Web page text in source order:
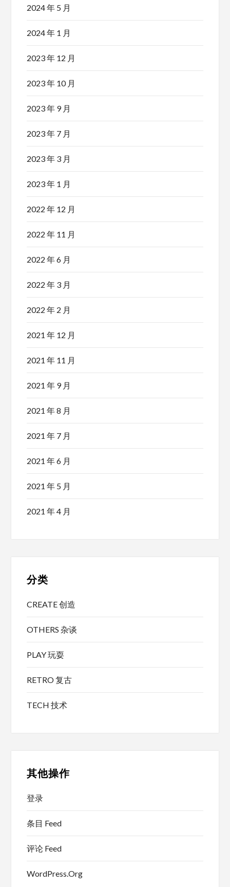
2024 年 5 月
2024 年 1 月
2023 年 12 月
2023 年 10 月
2023 年 9 月
2023 年 7 月
2023 年 3 月
2023 年 1 月
2022 年 12 月
2022 年 11 月
2022 年 6 月
2022 年 3 月
2022 年 2 月
2021 年 12 月
2021 年 11 月
2021 年 9 月
2021 年 8 月
2021 年 7 月
2021 年 6 月
2021 年 5 月
2021 年 4 月
分类
CREATE 创造
OTHERS 杂谈
PLAY 玩耍
RETRO 复古
TECH 技术
其他操作
登录
条目 Feed
评论 Feed
WordPress.org